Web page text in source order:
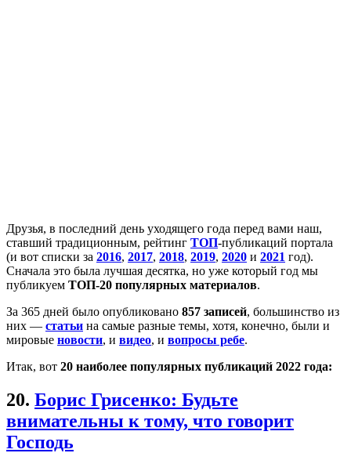
Друзья, в последний день уходящего года перед вами наш,
ставший традиционным, рейтинг ТОП-публикаций портала
(и вот списки за 2016, 2017, 2018, 2019, 2020 и 2021 год).
Сначала это была лучшая десятка, но уже который год мы
публикуем ТОП-20 популярных материалов.
За 365 дней было опубликовано 857 записей, большинство из
них — статьи на самые разные темы, хотя, конечно, были и
мировые новости, и видео, и вопросы ребе.
Итак, вот 20 наиболее популярных публикаций 2022 года:
20. Борис Грисенко: Будьте
внимательны к тому, что говорит
Господь